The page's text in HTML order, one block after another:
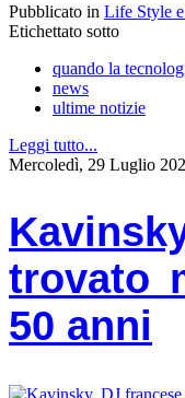
Pubblicato in Life Style e
Etichettato sotto
quando la
news
ultime notizie
Leggi tutto...
Mercoledì, 29 Luglio
trovato
50 anni